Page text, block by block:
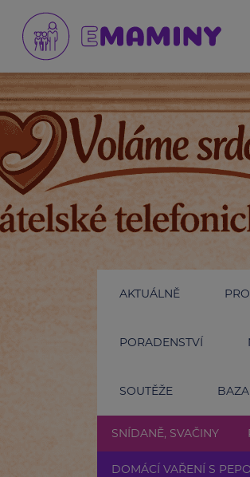
AKTUÁLNĚ
PORADENSTVÍ
SOUTĚŽE
SNÍDANĚ, SVAČINY
DOMÁCÍ VAŘENÍ S